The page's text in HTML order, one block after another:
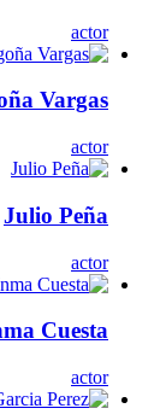
actor
Vargas
actor
Julio Peña
actor
Cuesta
actor